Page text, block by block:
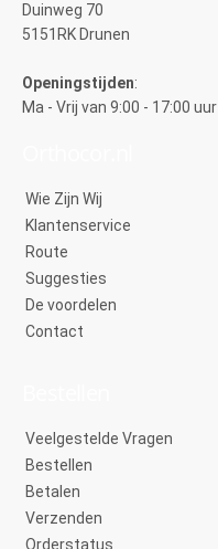
Duinweg 70
5151RK Drunen
Openingstijden:
Ma - Vrij van 9:00 - 17:00 uur
Wie Zijn Wij
Klantenservice
Route
Suggesties
De voordelen
Contact
Veelgestelde Vragen
Bestellen
Betalen
Verzenden
Orderstatus